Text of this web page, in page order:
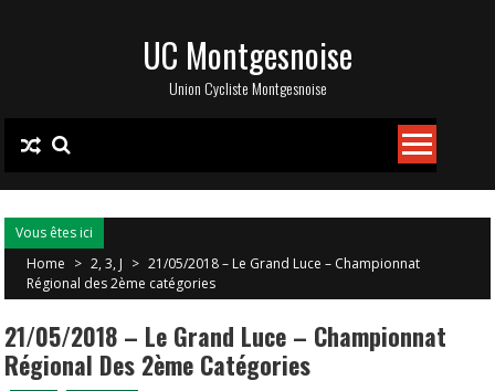
UC Montgesnoise
Union Cycliste Montgesnoise
Vous êtes ici
Home > 2, 3, J > 21/05/2018 – Le Grand Luce – Championnat
Régional des 2ème catégories
21/05/2018 – Le Grand Luce – Championnat
Régional Des 2ème Catégories